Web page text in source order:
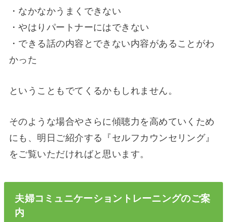
・なかなかうまくできない
・やはりパートナーにはできない
・できる話の内容とできない内容があることがわ
かった
ということもでてくるかもしれません。
そのような場合やさらに傾聴力を高めていくため
にも、明日ご紹介する『セルフカウンセリング』
をご覧いただければと思います。
夫婦コミュニケーショントレーニングのご案
内